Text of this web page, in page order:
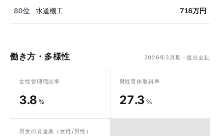
80位 水道機工 716万円
働き方・多様性 2026年3月期・提出会社
女性管理職比率
3.8 %
男性育休取得率
27.3 %
男女の賃金差 （女性/男性）